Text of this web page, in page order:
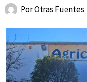
PorOtras Fuentes